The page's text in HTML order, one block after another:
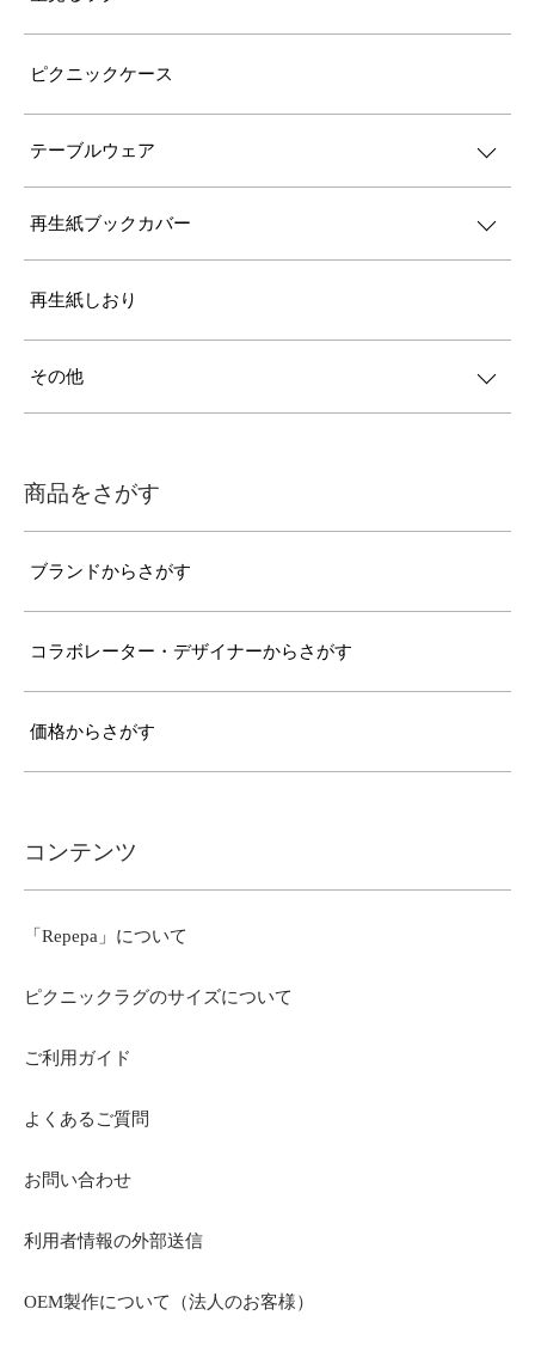
ピクニックケース
テーブルウェア
再生紙ブックカバー
再生紙しおり
その他
商品をさがす
ブランドからさがす
コラボレーター・デザイナーからさがす
価格からさがす
コンテンツ
「Repepa」について
ピクニックラグのサイズについて
ご利用ガイド
よくあるご質問
お問い合わせ
利用者情報の外部送信
OEM製作について（法人のお客様）